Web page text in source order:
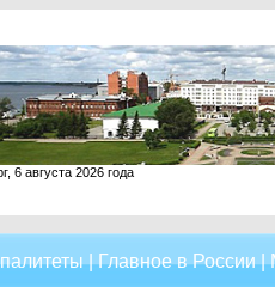
6 августа 2026 года
|Главное в России|